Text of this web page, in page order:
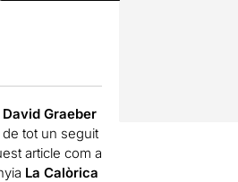
David Graeber
de tot un seguit
article com a
La Calòrica